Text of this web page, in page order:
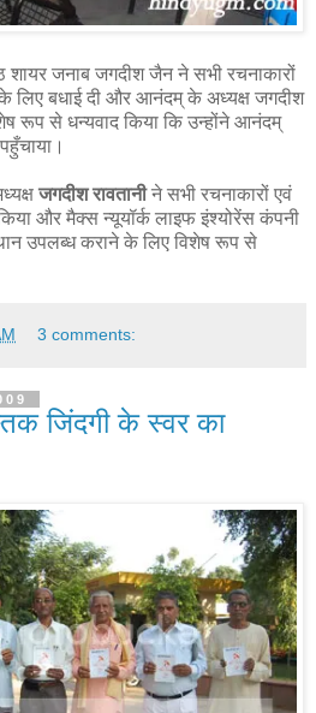
शायर जनाब जगदीश जैन ने सभी रचनाकारों
लिए बधाई दी और आनंदम् के अध्यक्ष जगदीश
रूप से धन्यवाद किया कि उन्होंने आनंदम्
जगदीश रावतानीने सभी रचनाकारों एवं
और मैक्स न्यूयॉर्क लाइफ इंश्योरेंस कंपनी
उपलब्ध कराने के लिए विशेष रूप से
3 comments:
जिंदगी के स्वर का